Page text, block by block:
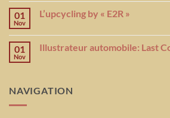
01
Nov
L’upcycling by « E2R »
01
Nov
Illustrateur automobile: Last
NAVIGATION